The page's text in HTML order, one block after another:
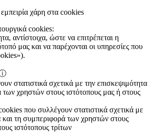
χάρη στα cookies
cookies:
αντίστοιχα, ώστε να επιτρέπεται η
μας και να παρέχονται οι υπηρεσίες που
στατιστικά σχετικά με την επισκεψιμότητα
των χρηστών στους ιστότοπους μας ή στους
που συλλέγουν στατιστικά σχετικά με
και τη συμπεριφορά των χρηστών στους
ιστότοπους τρίτων